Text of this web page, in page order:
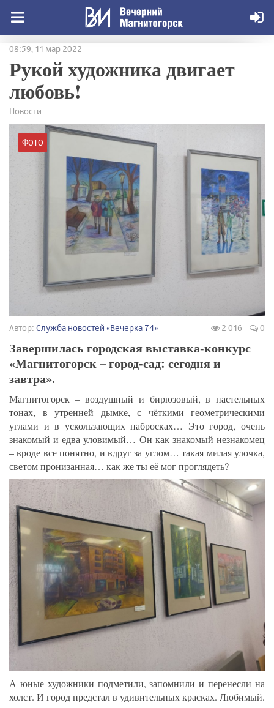
08:59, 11 мар 2022
Рукой художника двигает
любовь!
Новости
ФОТО
Автор: Служба новостей «Вечерка 74» 2 016 0
Завершилась городская выставка-конкурс
«Магнитогорск – город-сад: сегодня и
завтра».
Магнитогорск – воздушный и бирюзовый, в пастельных
тонах, в утренней дымке, с чёткими геометрическими
углами и в ускользающих набросках… Это город, очень
знакомый и едва уловимый… Он как знакомый незнакомец
– вроде все понятно, и вдруг за углом… такая милая улочка,
светом пронизанная… как же ты её мог проглядеть?
А юные художники подметили, запомнили и перенесли на
холст. И город предстал в удивительных красках. Любимый.